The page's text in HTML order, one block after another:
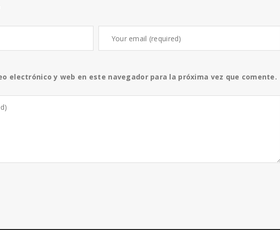
electrónico y web en este navegador para la próxima vez que comente.